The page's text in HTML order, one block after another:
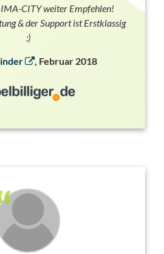
CITY weiter Empfehlen!
& der Support ist Erstklassig
:)
, Februar 2018